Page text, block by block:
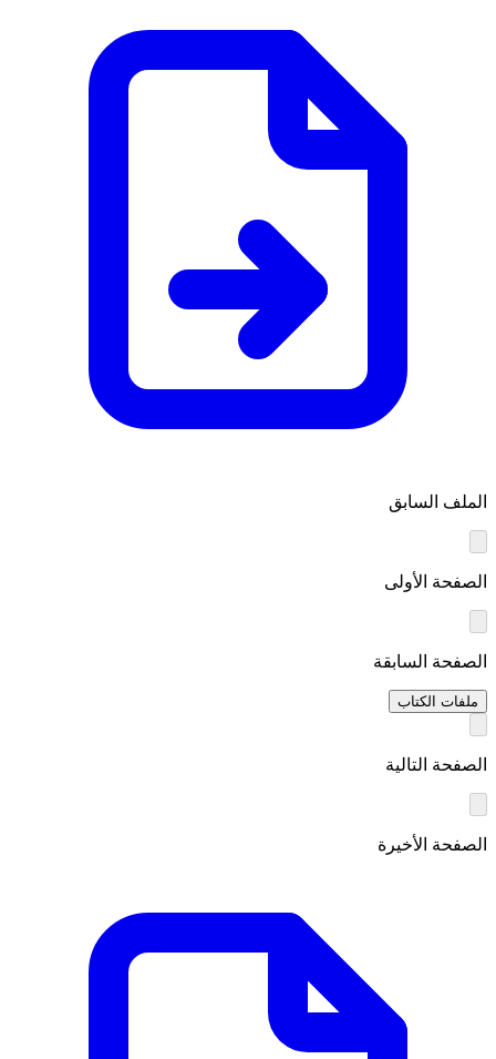
الملف السابق
الصفحة الأولى
الصفحة السابقة
ملفات الكتاب
الصفحة التالية
الصفحة الأخيرة